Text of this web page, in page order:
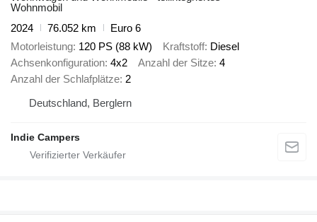
Wohnmobil
2024
76.052 km
Euro 6
Motorleistung 120 PS (88 kW) Kraftstoff Diesel
Achsenkonfiguration 4x2 Anzahl der Sitze 4
Anzahl der Schlafplätze 2
Deutschland, Berglern
Indie Campers